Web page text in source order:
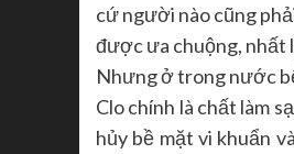
cứ người nào cũng
được ưa chuộng, nhất
Nhưng ở trong nước
Clo chính là chất làm
hủy bề mặt vi khuẩn